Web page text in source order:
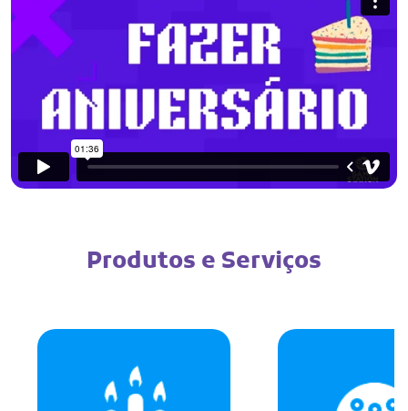
Produtos e Serviços